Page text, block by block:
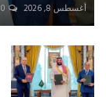
أغسطس 8, 2026 0